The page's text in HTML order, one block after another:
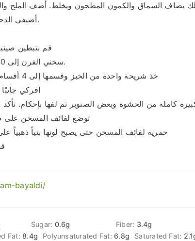
يضاف السماق والكمون المطحون ويخلط. أضف الملح
أضيفي الدجاج المبشور إلى الخليط واخلطيهم معًا.
قم بتبطين
سخني الفرن إلى 180 درجة مئوية (355 درجة فهرنهايت).
خذ شريحة واحدة من الخبز وقسمها إلى 4 أقسام (اضبط حسب حجم الخبز الخاص بك)
افركي
توضع لفائف المسخن على
حمريه لفائف المسخن حتى يصبح لونها بنياً ذهبياً
bayaldi/
Sugar: 0.6g Fiber: 3.4g
Fat: 8.4g Polyunsaturated Fat: 6.8g Saturated Fat: 2.1